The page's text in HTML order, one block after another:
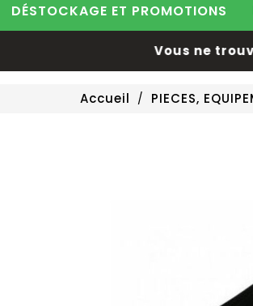
DÉSTOCKAGE ET PROMOTIONS
Vous ne
Accueil PIECES,